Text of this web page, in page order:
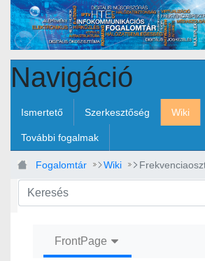
Ugrás a fő tartalomhoz
Navigáció
Ismertető Szerkesztőség Wiki
További fogalmak
Fogalomtár Wiki
FrontPage